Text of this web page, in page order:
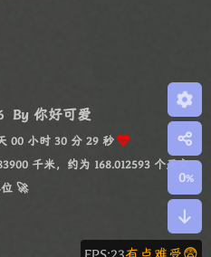
FPS:14电竞级帧率😖
By 你好可爱
00 小时 30 分 31 秒
千米，约为 168.012593 个天文
🚀
0%